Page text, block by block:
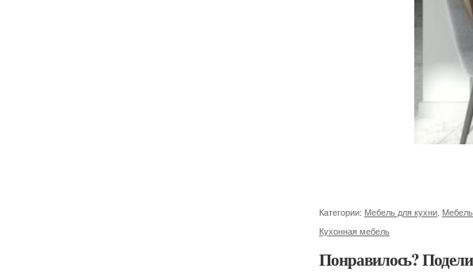
Категории: Мебель для кухни
Кухонная мебель
Понравилось?